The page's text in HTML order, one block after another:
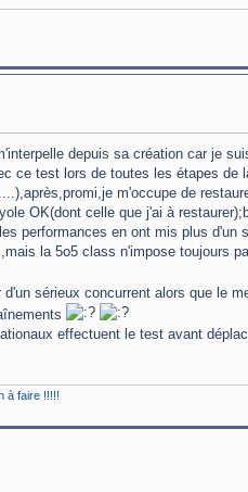
depuis sa création car je
ce test lors de toutes les étapes de
m'occupe de
OK(dont celle que j'ai à
performances en ont mis plus d'un
la 5o5 class n'impose toujours
sérieux concurrent alors que le
effectuent le test avant
à faire !!!!!